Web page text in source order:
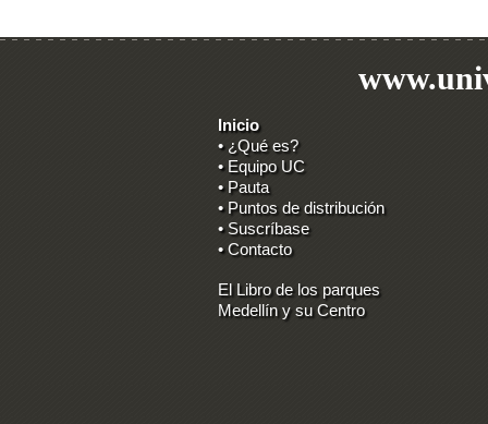
Inicio
• ¿Qué es?
• Equipo UC
• Pauta
• Puntos de distribución
• Suscríbase
• Contacto
El Libro de los parques
Medellín y su Centro